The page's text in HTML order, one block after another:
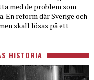
med de problem som
En reform där Sverige och
skall lösas på ett
HISTORIA